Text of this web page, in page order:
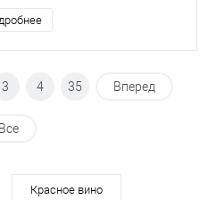
3 4 35 Вперед
Все
Красное вино